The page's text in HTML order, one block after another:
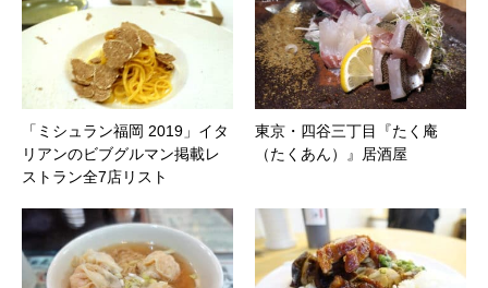
「ミシュラン福岡 2019」イタ
リアンのビブグルマン掲載レ
ストラン全7店リスト
東京・四谷三丁目『たく庵
（たくあん）』居酒屋